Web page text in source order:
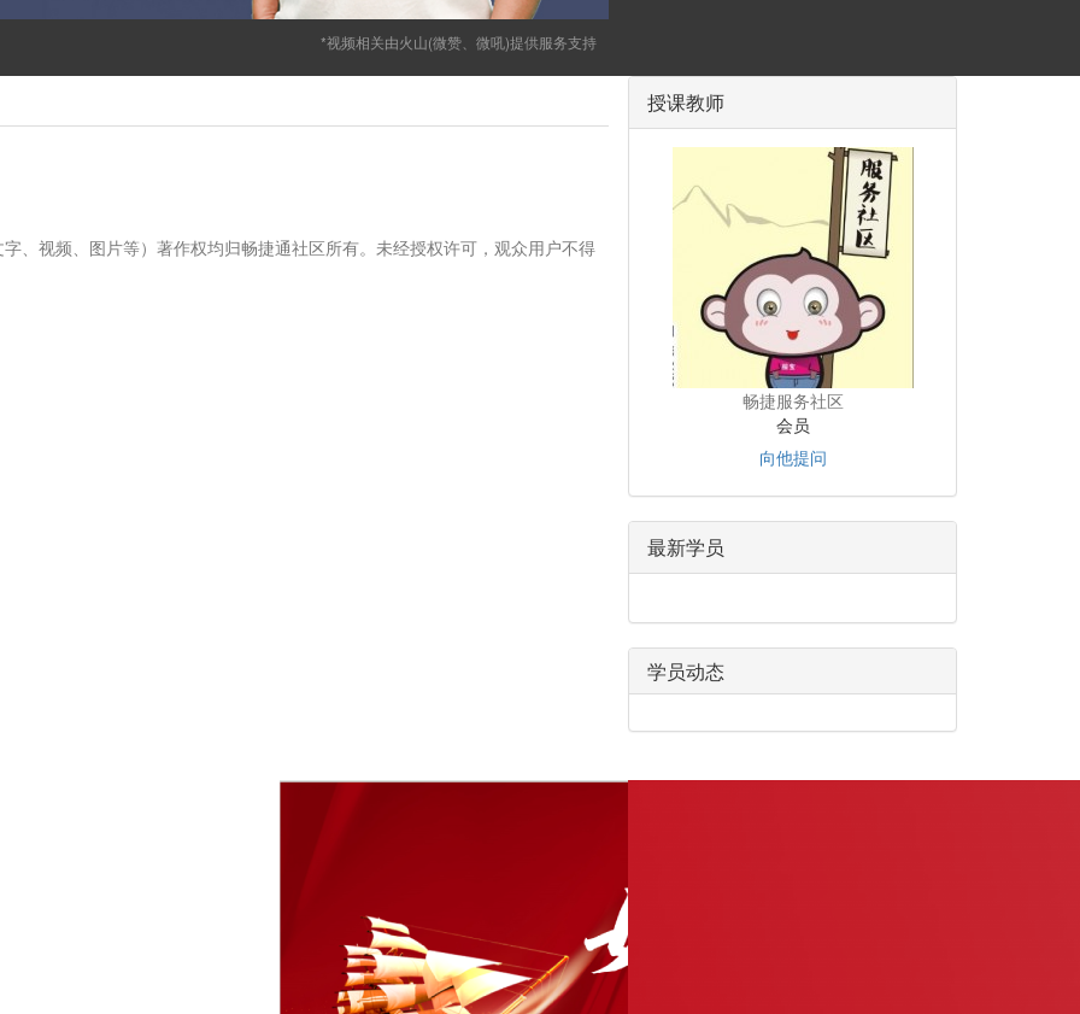
*视频相关由火山(微赞、微吼)提供服务支持
、视频、图片等）著作权均归畅捷通社区所有。未经授权许可，观众用户不得
授课教师
畅捷服务社区
会员
向他提问
最新学员
学员动态